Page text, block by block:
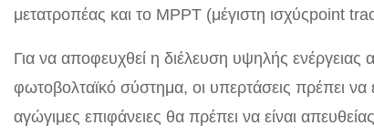
μετατροπέας και το MPPT (μέγιστη ισχύςpoint
Για να αποφευχθεί η διέλευση υψηλής
φωτοβολταϊκό σύστημα, οι υπερτάσεις πρέπει να
αγώγιμες επιφάνειες θα πρέπει να είναι